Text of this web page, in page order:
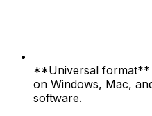
**Universal format**
on Windows, Mac,
software.